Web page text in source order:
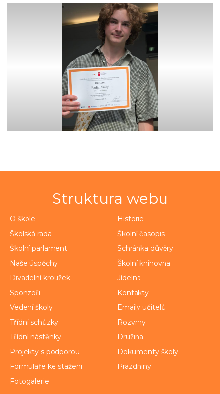
Struktura webu
O škole
Historie
Školská rada
Školní časopis
Školní parlament
Schránka důvěry
Naše úspěchy
Školní knihovna
Divadelní kroužek
Jídelna
Sponzoři
Kontakty
Vedení školy
Emaily učitelů
Třídní schůzky
Rozvrhy
Třídní nástěnky
Družina
Projekty s podporou
Dokumenty školy
Formuláře ke stažení
Prázdniny
Fotogalerie